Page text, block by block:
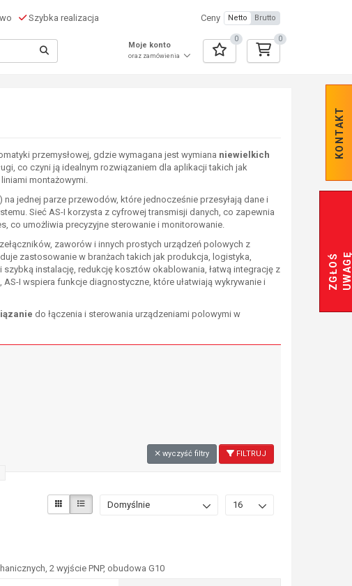
Szybka realizacja Ceny Netto Brutto
Moje konto
oraz zamówienia
0 0
KONTAKT
Z
G
Ł
O
Ś
U
W
A
GĘ
przemysłowej, gdzie wymagana jest wymiana niewielkich
co czyni ją idealnym rozwiązaniem dla aplikacji takich jak
montażowymi.
jednej parze przewodów, które jednocześnie przesyłają dane i
Sieć AS-I korzysta z cyfrowej transmisji danych, co zapewnia
co umożliwia precyzyjne sterowanie i monitorowanie.
zaworów i innych prostych urządzeń polowych z
zastosowanie w branżach takich jak produkcja, logistyka,
instalację, redukcję kosztów okablowania, łatwą integrację z
I wspiera funkcje diagnostyczne, które ułatwiają wykrywanie i
do łączenia i sterowania urządzeniami polowymi w
wyczyść filtry FILTRUJ
Domyślnie 16
2 wyjście PNP, obudowa G10